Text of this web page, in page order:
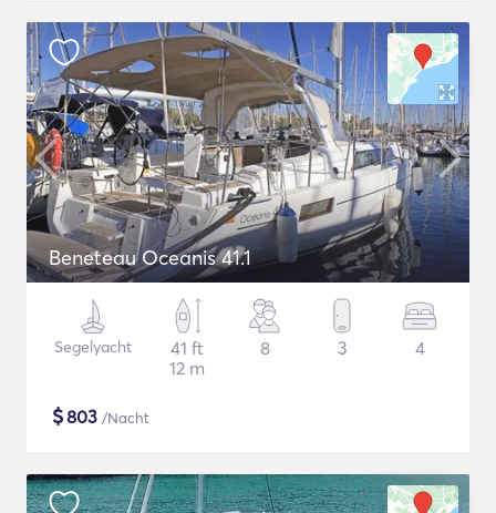
Beneteau Oceanis 41.1
Segelyacht
41 ft
12 m
8 3 4
$803 /Nacht